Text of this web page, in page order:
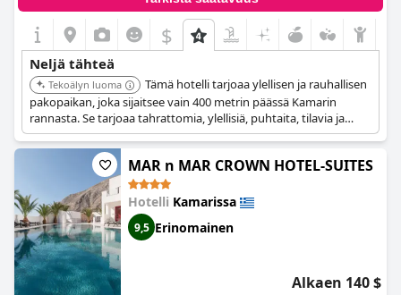
$
Neljä tähteä
Tekoälyn luoma
Tämä hotelli tarjoaa ylellisen ja rauhallisen
pakopaikan, joka sijaitsee vain 400 metrin päässä Kamarin
rannasta. Se tarjoaa tahrattomia, ylellisiä, puhtaita, tilavia ja
moderneja huoneita. Vieraat voivat nauttia herkullisen
aamiaisen huoneissaan, ja henkilökunta on tunnetusti
huomaavainen, ystävällinen ja ystävällinen.
MAR n MAR CROWN HOTEL-SUITES
Hotelli Kamarissa
9,5 Erinomainen
Alkaen 140 $